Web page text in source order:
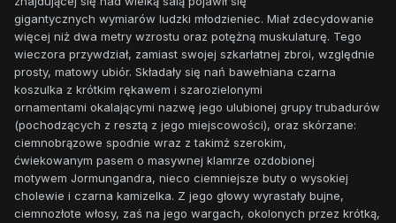
gigantycznych wymiarów ludzki młodzieniec. Miał zdecydowanie
więcej niż dwa metry wzrostu oraz potężną muskulaturę. Tego
wieczora przywdział, zamiast swojej szkarłatnej zbroi, względnie
prosty, matowy ubiór. Składały się nań bawełniana czarna
koszulka z krótkim rękawem i szarozielonymi
ornamentami okalającymi nazwę jego ulubionej grupy trubadurów
(pochodzących z resztą z jego miejscowości), oraz skórzane:
ciemnobrązowe spodnie wraz z takimż szerokim,
ćwiekowanym pasem o masywnej klamrze ozdobionej
motywem Jormungandra, nieco ciemniejsze buty o wysokiej
cholewie i czarna kamizelka. Z jego głowy wyrastały bujne,
ciemnozłote włosy, zaś na jego wargach, okolonych przez krótką,